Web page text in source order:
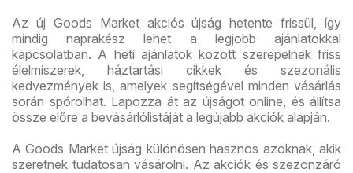
Az új Goods Market akciós újság hetente frissül, így
mindig naprakész lehet a legjobb ajánlatokkal
kapcsolatban. A heti ajánlatok között szerepelnek friss
élelmiszerek, háztartási cikkek és szezonális
kedvezmények is, amelyek segítségével minden vásárlás
során spórolhat. Lapozza át az újságot online, és állítsa
össze előre a bevásárlólistáját a legújabb akciók alapján.
A Goods Market újság különösen hasznos azoknak, akik
szeretnek tudatosan vásárolni. Az akciók és szezonzáró